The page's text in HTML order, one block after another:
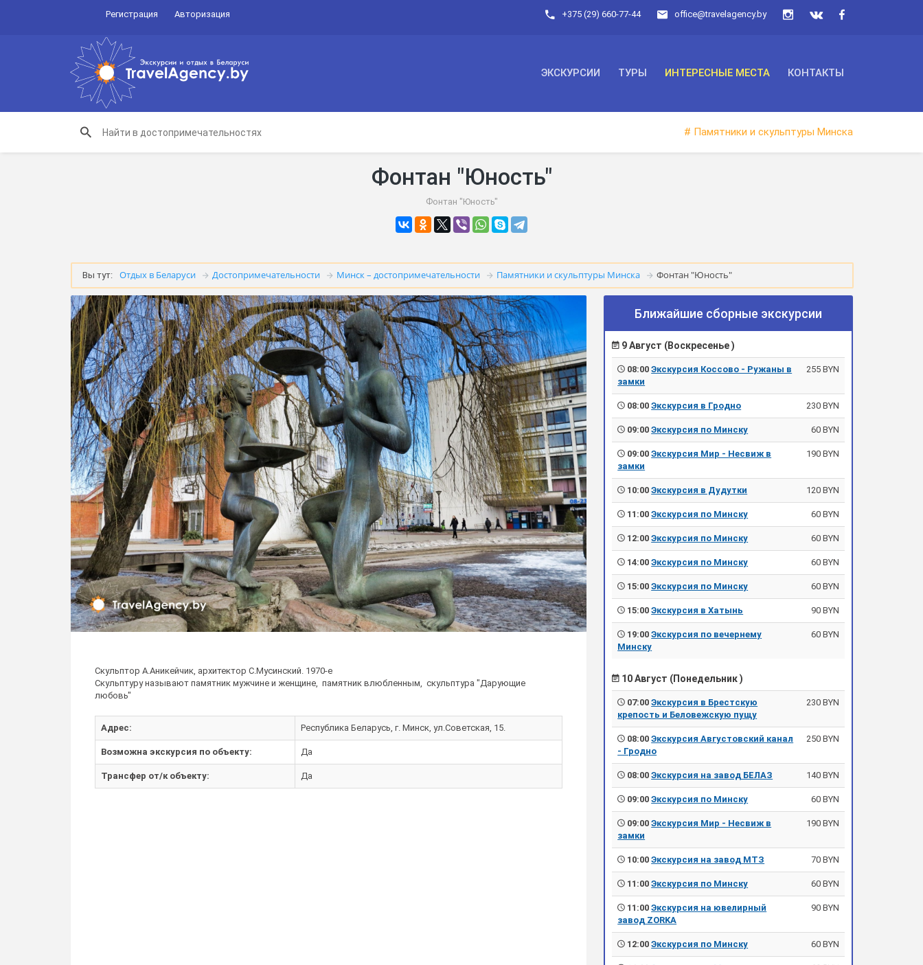
Регистрация Авторизация office@travelagency.by
+375 (29) 660-77-44
ЭКСКУРСИИ ТУРЫ ИНТЕРЕСНЫЕ МЕСТА КОНТАКТЫ
# Памятники и скульптуры Минска
Фонтан "Юность"
Фонтан "Юность"
Вы тут: Отдых в Беларуси Достопримечательности Минск – достопримечательности Памятники и скульптуры Минска Фонтан "Юность"
Скульптор А.Аникейчик, архитектор С.Мусинский. 1970-е
Скульптуру называют памятник мужчине и женщине, памятник влюбленным, скульптура "Дарующие
любовь"
Адрес: Республика Беларусь, г. Минск, ул.Советская, 15.
Возможна экскурсия по объекту: Да
Трансфер от/к объекту: Да
Ближайшие сборные экскурсии
9 Август (Воскресенье )
08:00Экскурсия Коссово - Ружаны в
замки
255 BYN
08:00Экскурсия в Гродно 230 BYN
09:00Экскурсия по Минску 60 BYN
09:00Экскурсия Мир - Несвиж в
замки
190 BYN
10:00Экскурсия в Дудутки 120 BYN
11:00Экскурсия по Минску 60 BYN
12:00Экскурсия по Минску 60 BYN
14:00Экскурсия по Минску 60 BYN
15:00Экскурсия по Минску 60 BYN
15:00Экскурсия в Хатынь 90 BYN
19:00Экскурсия по вечернему
Минску
60 BYN
10 Август (Понедельник )
07:00Экскурсия в Брестскую
крепость и Беловежскую пущу
230 BYN
08:00Экскурсия Августовский канал
- Гродно
250 BYN
08:00Экскурсия на завод БЕЛАЗ 140 BYN
09:00Экскурсия по Минску 60 BYN
09:00Экскурсия Мир - Несвиж в
замки
190 BYN
10:00Экскурсия на завод МТЗ 70 BYN
11:00Экскурсия по Минску 60 BYN
11:00Экскурсия на ювелирный
завод ZORKA
90 BYN
12:00Экскурсия по Минску 60 BYN